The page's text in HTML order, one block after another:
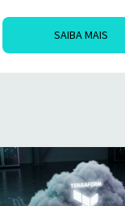
SAIBA MAIS